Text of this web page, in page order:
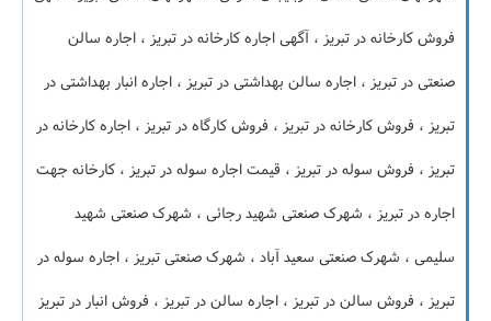
فروش کارخانه در تبریز ، آگهی اجاره کارخانه در تبریز ، اجاره سالن
صنعتی در تبریز ، اجاره سالن بهداشتی در تبریز ، اجاره انبار بهداشتی در
تبریز ، فروش کارخانه در تبریز ، فروش کارگاه در تبریز ، اجاره کارخانه در
تبریز ، فروش سوله در تبریز ، قیمت اجاره سوله در تبریز ، کارخانه جهت
اجاره در تبریز ، شهرک صنعتی شهید رجائی ، شهرک صنعتی شهید
سلیمی ، شهرک صنعتی سعید آباد ، شهرک صنعتی تبریز ، اجاره سوله در
تبریز ، فروش سالن در تبریز ، اجاره سالن در تبریز ، فروش انبار در تبریز